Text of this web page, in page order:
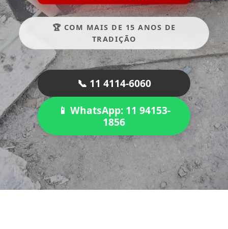
🏆 COM MAIS DE 15 ANOS DE
TRADIÇÃO
📞 11 4114-6060
📱 WhatsApp: 11 94153-
1856